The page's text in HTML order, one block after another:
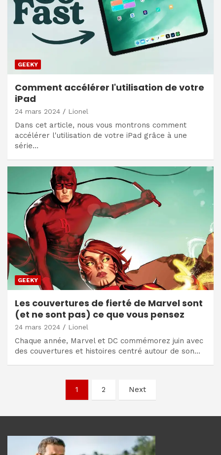
GEEKY
Comment accélérer l'utilisation de votre
iPad
24 mars 2024 Lionel
Dans cet article, nous vous montrons comment
accélérer l'utilisation de votre iPad grâce à une
série…
GEEKY
Les couvertures de fierté de Marvel sont
(et ne sont pas) ce que vous pensez
24 mars 2024 Lionel
Chaque année, Marvel et DC commémorez juin avec
des couvertures et histoires centré autour de son…
articles
1 2 Next